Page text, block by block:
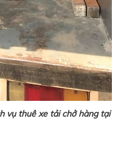
vụ thuê xe tải chở hàng tại